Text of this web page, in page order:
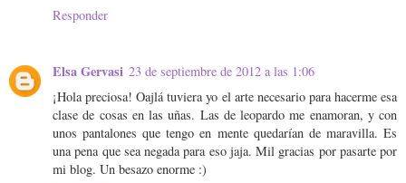
Responder
Elsa Gervasi 23 de septiembre de 2012 a las 1:06
¡Hola preciosa! Oajlá tuviera yo el arte necesario para hacerme esa
clase de cosas en las uñas. Las de leopardo me enamoran, y con
unos pantalones que tengo en mente quedarían de maravilla. Es
una pena que sea negada para eso jaja. Mil gracias por pasarte por
mi blog. Un besazo enorme :)